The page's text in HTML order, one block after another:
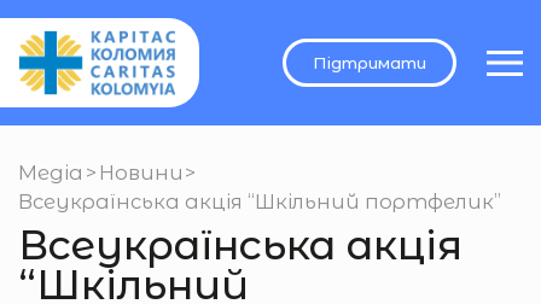
Підтримати
Медіа > Новини >
Всеукраїнська акція “Шкільний портфелик”
Всеукраїнська акція
“Шкільний